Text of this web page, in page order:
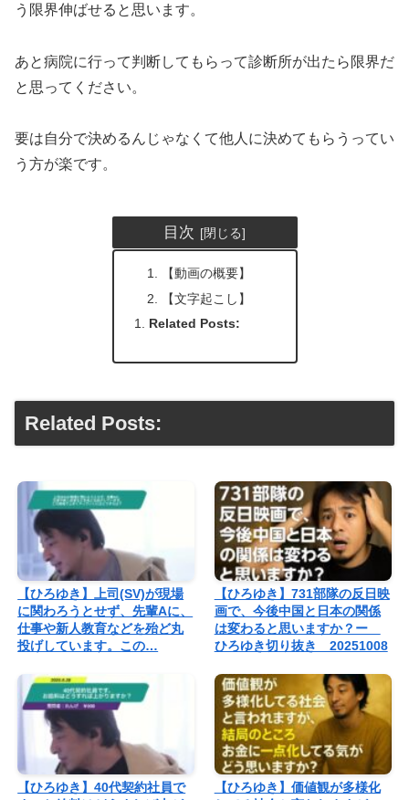
う限界伸ばせると思います。
あと病院に行って判断してもらって診断所が出たら限界だ
と思ってください。
要は自分で決めるんじゃなくて他人に決めてもらうってい
う方が楽です。
目次
【動画の概要】
【文字起こし】
Related Posts:
Related Posts:
【ひろゆき】上司(SV)が現場
に関わろうとせず、先輩Aに、
仕事や新人教育などを殆ど丸
投げしています。この…
【ひろゆき】731部隊の反日映
画で、今後中国と日本の関係
は変わると思いますか？ー
ひろゆき切り抜き 20251008
【ひろゆき】40代契約社員で
【ひろゆき】価値観が多様化